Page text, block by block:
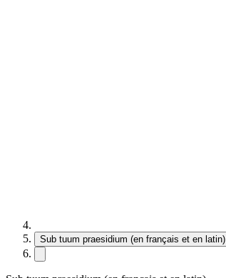
Sub tuum praesidium (en français et en latin)